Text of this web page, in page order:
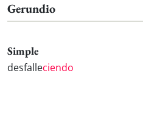
Gerundio
Simple
desfalleciendo